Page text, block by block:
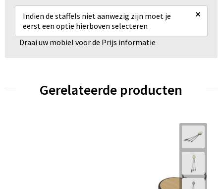
Indien de staffels niet aanwezig zijn moet je
eerst een optie hierboven selecteren
×
Draai uw mobiel voor de Prijs informatie
Gerelateerde producten